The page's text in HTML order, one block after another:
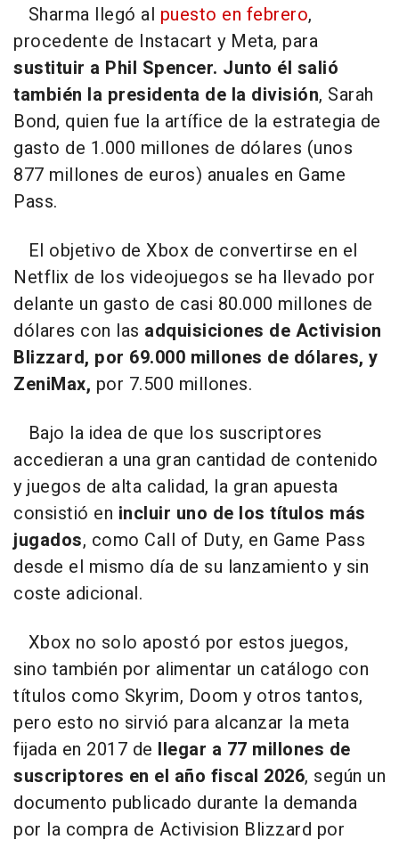
Sharma llegó al puesto en febrero,
procedente de Instacart y Meta, para
sustituir a Phil Spencer. Junto él salió
también la presidenta de la división, Sarah
Bond, quien fue la artífice de la estrategia de
gasto de 1.000 millones de dólares (unos
877 millones de euros) anuales en Game
Pass.
El objetivo de Xbox de convertirse en el
Netflix de los videojuegos se ha llevado por
delante un gasto de casi 80.000 millones de
dólares con las adquisiciones de Activision
Blizzard, por 69.000 millones de dólares, y
ZeniMax, por 7.500 millones.
Bajo la idea de que los suscriptores
accedieran a una gran cantidad de contenido
y juegos de alta calidad, la gran apuesta
consistió en incluir uno de los títulos más
jugados, como Call of Duty, en Game Pass
desde el mismo día de su lanzamiento y sin
coste adicional.
Xbox no solo apostó por estos juegos,
sino también por alimentar un catálogo con
títulos como Skyrim, Doom y otros tantos,
pero esto no sirvió para alcanzar la meta
fijada en 2017 de llegar a 77 millones de
suscriptores en el año fiscal 2026, según un
documento publicado durante la demanda
por la compra de Activision Blizzard por